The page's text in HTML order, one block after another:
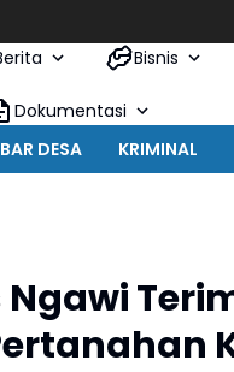
Bisnis
Dokumentasi
DESA KRIMINAL